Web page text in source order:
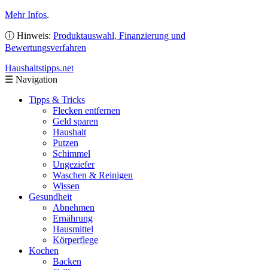
Mehr Infos.
ⓘ Hinweis: Produktauswahl, Finanzierung und
Bewertungsverfahren
Haushaltstipps.net
☰ Navigation
Tipps & Tricks
Flecken entfernen
Geld sparen
Haushalt
Putzen
Schimmel
Ungeziefer
Waschen & Reinigen
Wissen
Gesundheit
Abnehmen
Ernährung
Hausmittel
Körperflege
Kochen
Backen